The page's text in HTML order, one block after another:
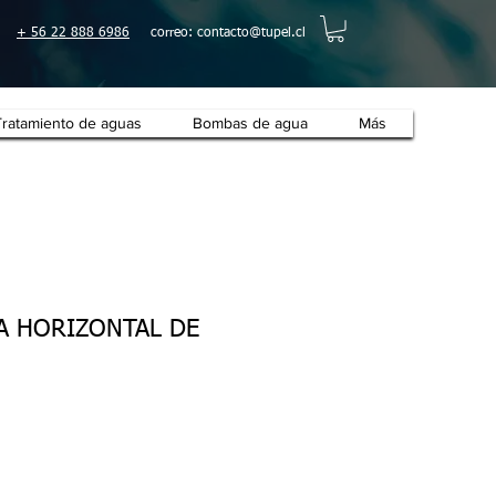
+ 56 22 888 6986 correo: contacto@tupel.cl
de aguas Bombas de agua Más
HORIZONTAL DE